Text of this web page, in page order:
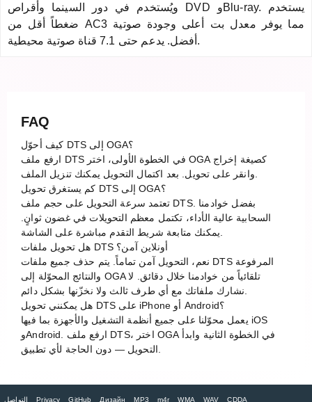
ويُستخدم في دور السينما وأقراص DVD وBlu-ray. يستخدم
ضغطاً أقل من AC3 مما يوفر معدل بت أعلى وجودة صوتية
أفضل. يدعم حتى 7.1 قناة صوتية محيطية.
FAQ
كيف أحوّل DTS إلى OGA؟
ارفع ملف DTS في الخطوة الأولى، اختر OGA كصيغة إخراج
كم يستغرق تحويل DTS إلى OGA؟
تعتمد سرعة التحويل على حجم ملف DTS. بفضل خوادمنا
السحابية عالية الأداء، تكتمل معظم التحويلات في غضون ثوانٍ.
هل تحويل ملفات DTS أونلاين آمن؟
نعم، التحويل آمن تماماً. يتم حذف جميع ملفات DTS المرفوعة
والنتائج المحوّلة إلى OGA تلقائياً من خوادمنا خلال دقائق. لا
هل يمكنني تحويل DTS على iPhone أو Android؟
يعمل محوّلنا على جميع أنظمة التشغيل والأجهزة بما فيها iOS
وAndroid. ارفع ملف DTS، اختر OGA في الخطوة الثانية وابدأ
التواصل Privacy GitHub Дизайн MP3 m4r WMA WAV CDDA